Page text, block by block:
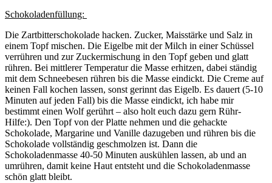
Schokoladenfüllung:
Die Zartbitterschokolade hacken. Zucker, Maisstärke und Salz in
einem Topf mischen. Die Eigelbe mit der Milch in einer Schüssel
verrühren und zur Zuckermischung in den Topf geben und glatt
rühren. Bei mittlerer Temperatur die Masse erhitzen, dabei ständig
mit dem Schneebesen rühren bis die Masse eindickt. Die Creme auf
keinen Fall kochen lassen, sonst gerinnt das Eigelb. Es dauert (5-10
Minuten auf jeden Fall) bis die Masse eindickt, ich habe mir
bestimmt einen Wolf gerührt – also holt euch dazu gern Rühr-
Hilfe:). Den Topf von der Platte nehmen und die gehackte
Schokolade, Margarine und Vanille dazugeben und rühren bis die
Schokolade vollständig geschmolzen ist. Dann die
Schokoladenmasse 40-50 Minuten auskühlen lassen, ab und an
umrühren, damit keine Haut entsteht und die Schokoladenmasse
schön glatt bleibt.